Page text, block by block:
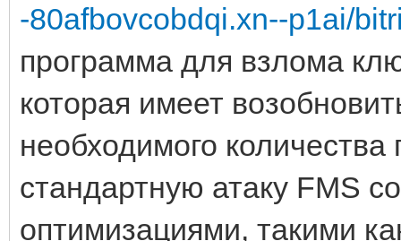
-80afbovcobdqi.xn--p1ai/
программа для взлома
которая имеет
необходимого
стандартную атаку FMS
оптимизациями, такими